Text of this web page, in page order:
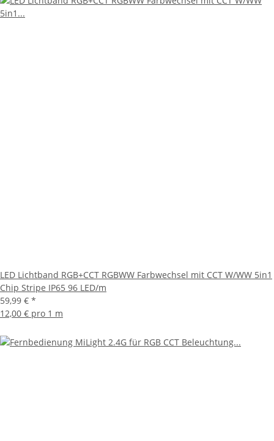
LED Lichtband RGB+CCT RGBWW Farbwechsel mit CCT W/WW 5in1
Chip Stripe IP65 96 LED/m
59,99 € *
12,00 € pro 1 m